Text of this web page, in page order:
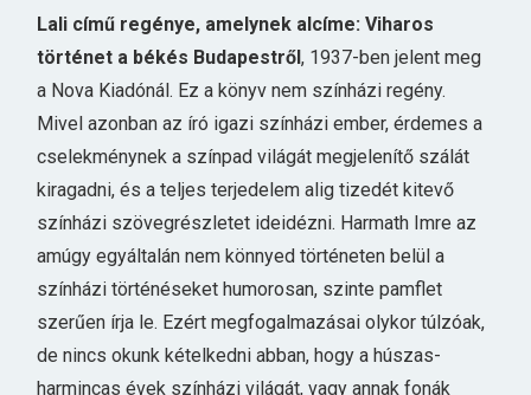
Lali című regénye, amelynek alcíme: Viharos
történet a békés Budapestről, 1937-ben jelent meg
a Nova Kiadónál. Ez a könyv nem színházi regény.
Mivel azonban az író igazi színházi ember, érdemes a
cselekménynek a színpad világát megjelenítő szálát
kiragadni, és a teljes terjedelem alig tizedét kitevő
színházi szövegrészletet ideidézni. Harmath Imre az
amúgy egyáltalán nem könnyed történeten belül a
színházi történéseket humorosan, szinte pamflet
szerűen írja le. Ezért megfogalmazásai olykor túlzóak,
de nincs okunk kételkedni abban, hogy a húszas-
harmincas évek színházi világát, vagy annak fonák